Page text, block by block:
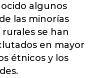
algunos
las minorías
se han
en mayor
étnicos y los